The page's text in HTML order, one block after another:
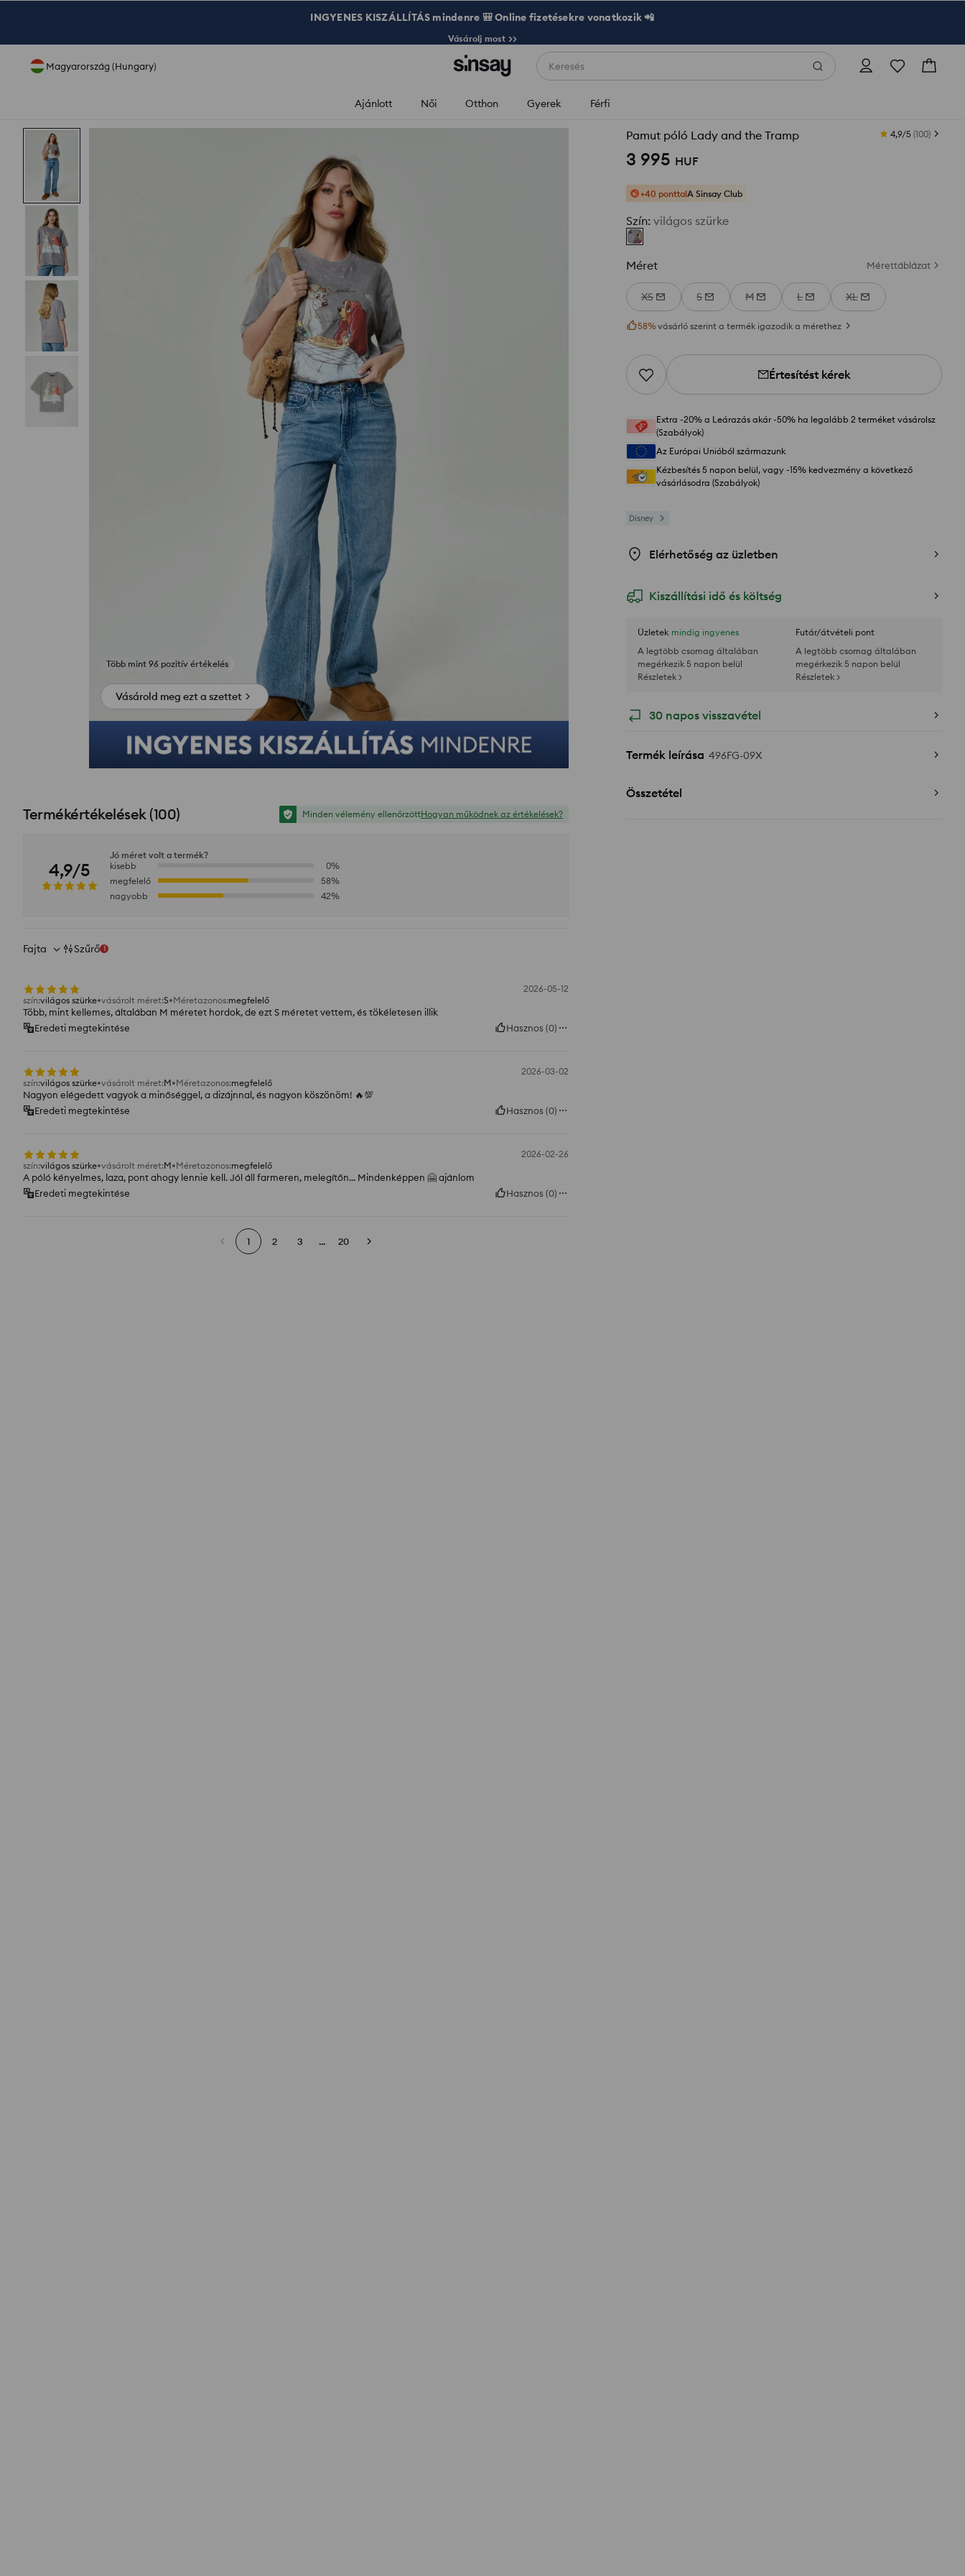
INGYENES KISZÁLLÍTÁS mindenre 🎒 Online fizetésekre vonatkozik 📲
Vásárolj most >>
Magyarország (Hungary) Keresés
Ajánlott Női Otthon Gyerek Férfi
Pamut póló Lady and the Tramp 4,9/5 (100)
3 995 HUF
+40 ponttalA Sinsay Club
Szín: világos szürke
Méret Mérettáblázat
XS S M L XL
58%vásárló szerint a termék igazodik a mérethez
Értesítést kérek
Extra -20% a Leárazás akár -50% ha legalább 2 terméket vásárolsz
(Szabályok)
Az Európai Unióból származunk
Kézbesítés 5 napon belül, vagy -15% kedvezmény a következő
vásárlásodra (Szabályok)
Disney
Elérhetőség az üzletben
Kiszállítási idő és költség
Üzletek mindig ingyenes
A legtöbb csomag általában
megérkezik 5 napon belül
Részletek >
Futár/átvételi pont
A legtöbb csomag általában
megérkezik 5 napon belül
Részletek >
30 napos visszavétel
Termék leírása 496FG-09X
Összetétel
Fotók az értékelésekből
Vásárold meg ezt a szettet
Termékértékelések (100) Minden vélemény ellenőrzöttHogyan működnek az értékelések?
4,9/5
Jó méret volt a termék?
kisebb
0%
megfelelő
58%
nagyobb
42%
Fajta Szűrő 1
2026-05-12
szín:világos szürke vásárolt méret:S Méretazonos:megfelelő
Több, mint kellemes, általában M méretet hordok, de ezt S méretet vettem, és tökéletesen illik
Eredeti megtekintése
Hasznos (0)
2026-03-02
szín:világos szürke vásárolt méret:M Méretazonos:megfelelő
Nagyon elégedett vagyok a minőséggel, a dizájnnal, és nagyon köszönöm! 🔥💯
Eredeti megtekintése
Hasznos (0)
2026-02-26
szín:világos szürke vásárolt méret:M Méretazonos:megfelelő
A póló kényelmes, laza, pont ahogy lennie kell. Jól áll farmeren, melegítőn... Mindenképpen 🤗 ajánlom
Eredeti megtekintése
Hasznos (0)
1 2 3 ... 20